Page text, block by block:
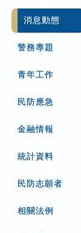
消息動態
警務專題
青年工作
民防應急
金融情報
統計資料
民防志願者
相關法例